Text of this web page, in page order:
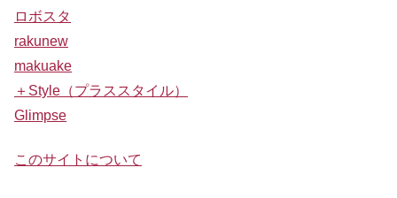
ロボスタ
rakunew
makuake
＋Style（プラススタイル）
Glimpse
このサイトについて